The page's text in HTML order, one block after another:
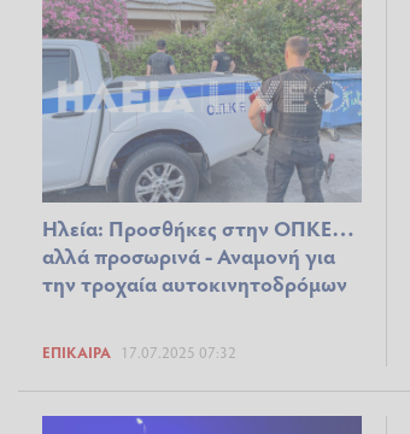
Ηλεία: Προσθήκες στην ΟΠΚΕ…
αλλά προσωρινά - Αναμονή για
την τροχαία αυτοκινητοδρόμων
ΕΠΊΚΑΙΡΑ 17.07.2025 07:32